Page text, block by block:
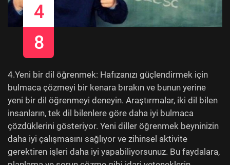
4
8
4.Yeni bir dil öğrenmek: Hafızanızı güçlendirmek için
bulmaca çözmeyi bir kenara bırakın ve bunun yerine
yeni bir dil öğrenmeyi deneyin. Araştırmalar, iki dil bilen
insanların, tek dil bilenlere göre daha iyi bulmaca
çözdüklerini gösteriyor. Yeni diller öğrenmek beyninizin
daha iyi çalışmasını sağlıyor ve zihinsel aktivite
gerektiren işleri daha iyi yapabiliyorsunuz. Bu faydalara,